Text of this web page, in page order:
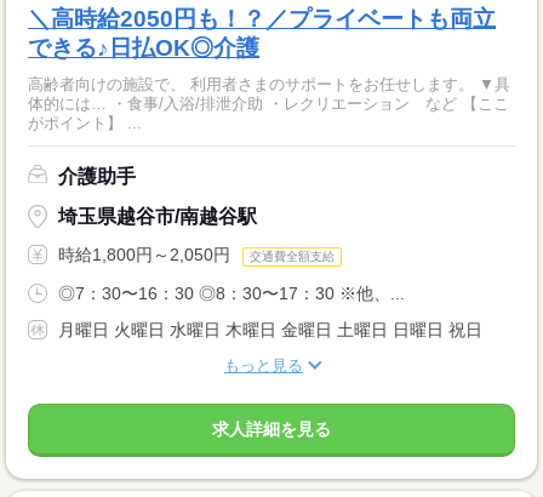
＼高時給2050円も！？／プライベートも両立
できる♪日払OK◎介護
高齢者向けの施設で、 利用者さまのサポートをお任せします。 ▼具
体的には… ・食事/入浴/排泄介助 ・レクリエーション など 【ここ
がポイント】 ...
介護助手
埼玉県越谷市/南越谷駅
時給1,800円～2,050円 交通費全額支給
◎7：30〜16：30 ◎8：30〜17：30 ※他、...
月曜日 火曜日 水曜日 木曜日 金曜日 土曜日 日曜日 祝日
もっと見る
求人詳細を見る